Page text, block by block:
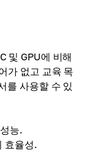
및 GPU에 비해
가 없고 교육 목
를 사용할 수 있
능.
효율성.